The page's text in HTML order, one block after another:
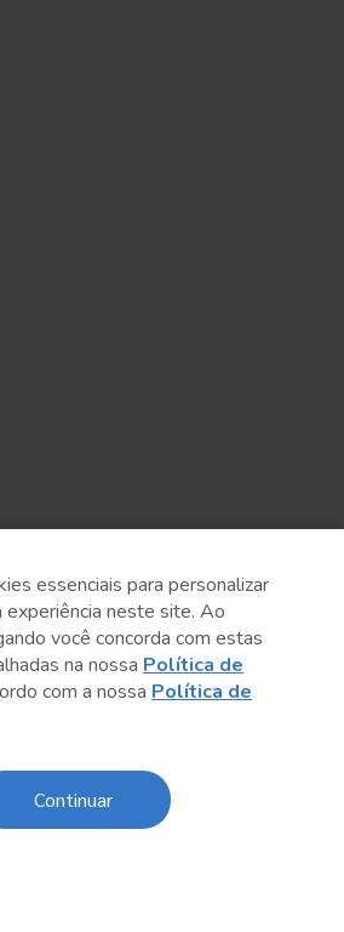
essenciais para personalizar
experiência neste site. Ao
você concorda com estas
na nossa Política de
com a nossa Política de
Continuar